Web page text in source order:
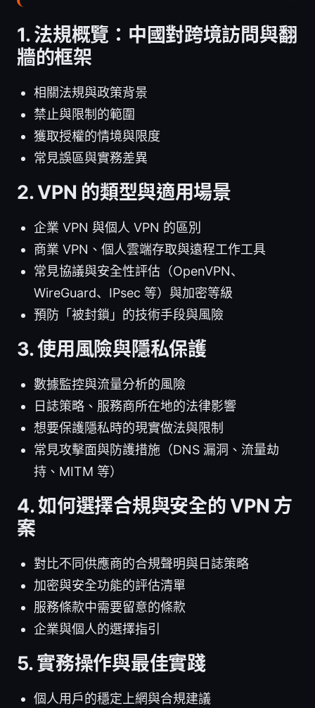
1. 法規概覽：中國對跨境訪問與翻
牆的框架
相關法規與政策背景
禁止與限制的範圍
獲取授權的情境與限度
常見誤區與實務差異
2. VPN 的類型與適用場景
企業 VPN 與個人 VPN 的區別
商業 VPN、個人雲端存取與遠程工作工具
常見協議與安全性評估（OpenVPN、
WireGuard、IPsec 等）與加密等級
預防「被封鎖」的技術手段與風險
3. 使用風險與隱私保護
數據監控與流量分析的風險
日誌策略、服務商所在地的法律影響
想要保護隱私時的現實做法與限制
常見攻擊面與防護措施（DNS 漏洞、流量劫
持、MITM 等）
4. 如何選擇合規與安全的 VPN 方
案
對比不同供應商的合規聲明與日誌策略
加密與安全功能的評估清單
服務條款中需要留意的條款
企業與個人的選擇指引
5. 實務操作與最佳實踐
個人用戶的穩定上網與合規建議